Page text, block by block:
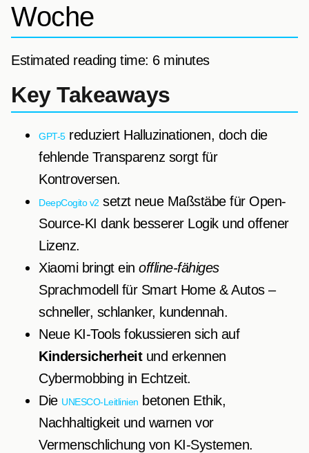
Woche
Estimated reading time: 6 minutes
Key Takeaways
GPT-5reduziert Halluzinationen, doch die
fehlende Transparenz sorgt für
Kontroversen.
DeepCogito v2 setzt neue Maßstäbe für Open-
Source-KI dank besserer Logik und offener
Lizenz.
Xiaomi bringt ein offline-fähiges
Sprachmodell für Smart Home & Autos –
schneller, schlanker, kundennah.
Neue KI-Tools fokussieren sich auf
Kindersicherheitund erkennen
Cybermobbing in Echtzeit.
Die UNESCO-Leitlinien betonen Ethik,
Nachhaltigkeit und warnen vor
Vermenschlichung von KI-Systemen.